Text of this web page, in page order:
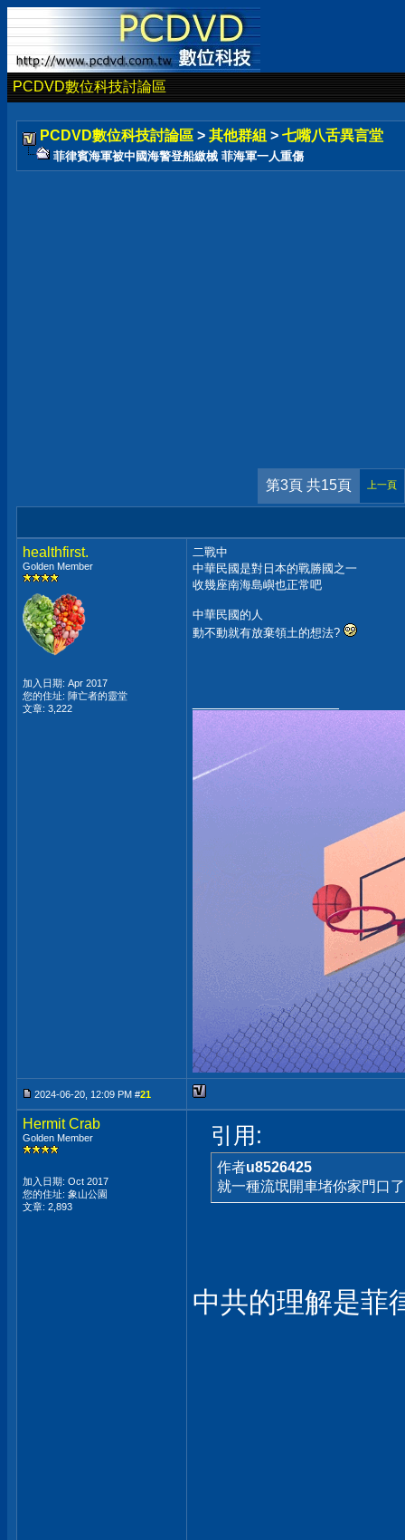
PCDVD數位科技討論區
PCDVD數位科技討論區 > 其他群組 > 七嘴八舌異言堂
菲律賓海軍被中國海警登船繳械 菲海軍一人重傷
第3頁 共15頁 上一頁
healthfirst.
Golden Member
加入日期: Apr 2017
您的住址: 陣亡者的靈堂
文章: 3,222
二戰中
中華民國是對日本的戰勝國之一
收幾座南海島嶼也正常吧
中華民國的人
動不動就有放棄領土的想法?
2024-06-20, 12:09 PM #21
Hermit Crab
Golden Member
加入日期: Oct 2017
您的住址: 象山公園
文章: 2,893
引用:
作者u8526425
就一種流氓開車堵你家門口
中共的理解是菲